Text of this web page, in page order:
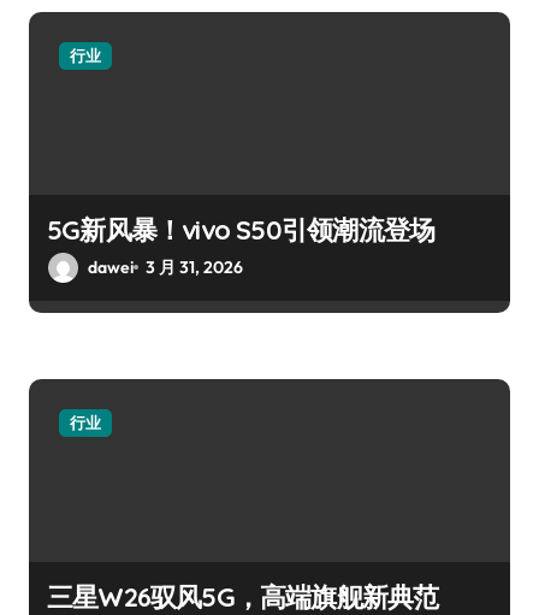
行业
5G新风暴！vivo S50引领潮流登场
dawei 3 月 31, 2026
行业
三星W26驭风5G，高端旗舰新典范